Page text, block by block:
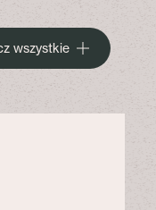
wszystkie